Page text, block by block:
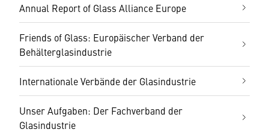
Annual Report of Glass Alliance Europe
Friends of Glass: Europäischer Verband der
Behälterglasindustrie
Internationale Verbände der Glasindustrie
Unser Aufgaben: Der Fachverband der
Glasindustrie